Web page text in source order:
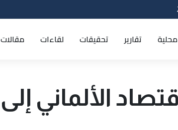
محلية تقارير تحقيقات لقاءات مقالات
الألماني إلى